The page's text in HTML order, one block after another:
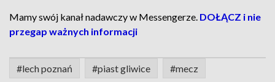
Mamy swój kanał nadawczy w Messengerze. DOŁĄCZ i nie
przegap ważnych informacji
#lech poznań #piast gliwice #mecz